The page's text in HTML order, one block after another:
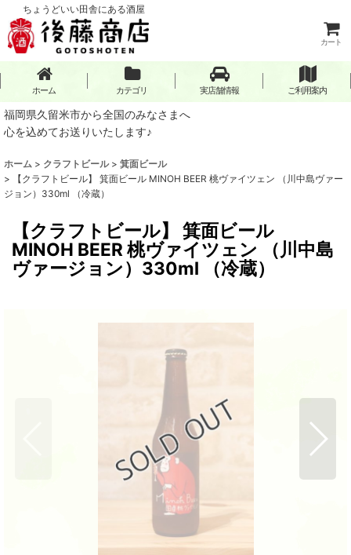
ちょうどいい田舎にある酒屋
カート
ホーム カテゴリ 実店舗情報 ご利用案内
福岡県久留米市から全国のみなさまへ
心を込めてお送りいたします♪
ホーム > クラフトビール > 箕面ビール
>
【クラフトビール】 箕面ビール MINOH BEER 桃ヴァイツェン （川中島ヴァー
ジョン）330ml （冷蔵）
【クラフトビール】 箕面ビール
MINOH BEER 桃ヴァイツェン （川中島
ヴァージョン）330ml （冷蔵）